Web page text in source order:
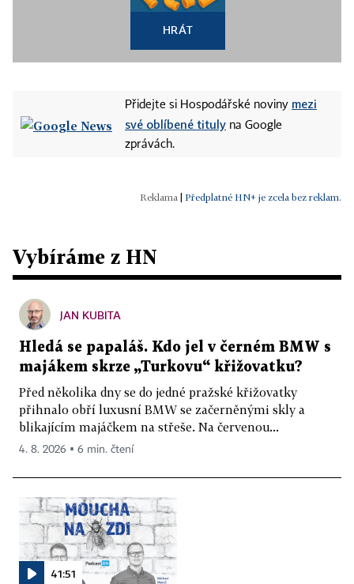
HRÁT
Přidejte si Hospodářské noviny mezi
své oblíbené tituly na Google
zprávách.
Předplatné HN+ je zcela bez reklam.
Vybíráme z HN
JAN KUBITA
Hledá se papaláš. Kdo jel v černém BMW s
majákem skrze „Turkovu“ křižovatku?
Před několika dny se do jedné pražské křižovatky
přihnalo obří luxusní BMW se začerněnými skly a
blikajícím majáčkem na střeše. Na červenou...
4. 8. 2026 ▪ 6 min. čtení
41:51